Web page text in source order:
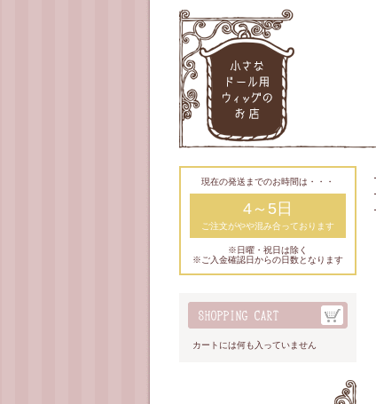
現在の発送までのお時間は・・・
4～5日
ご注文がやや混み合っております
※日曜・祝日は除く
※ご入金確認日からの日数となります
カートには何も入っていません